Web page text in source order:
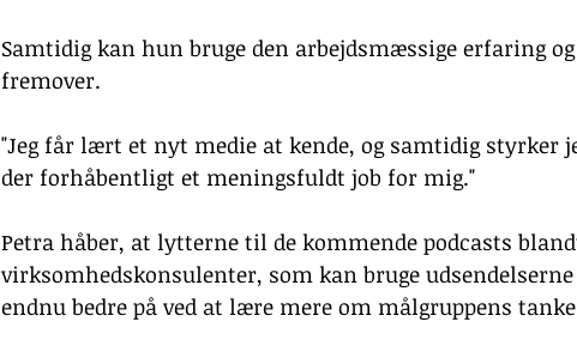
Samtidig kan hun bruge den arbejdsmæssige erfaring
fremover.
"Jeg får lært et nyt medie at kende, og samtidig styrker
der forhåbentligt et meningsfuldt job for mig."
Petra håber, at lytterne til de kommende podcasts
virksomhedskonsulenter, som kan bruge
endnu bedre på ved at lære mere om målgruppens